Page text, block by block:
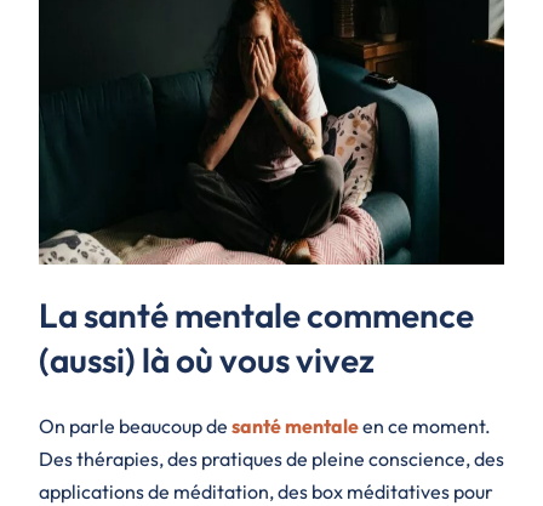
La santé mentale commence
(aussi) là où vous vivez
On parle beaucoup de santé mentaleen ce moment.
Des thérapies, des pratiques de pleine conscience, des
applications de méditation, des box méditatives pour